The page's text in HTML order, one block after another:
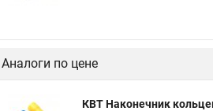
Аналоги по цене
КВТ Наконечник